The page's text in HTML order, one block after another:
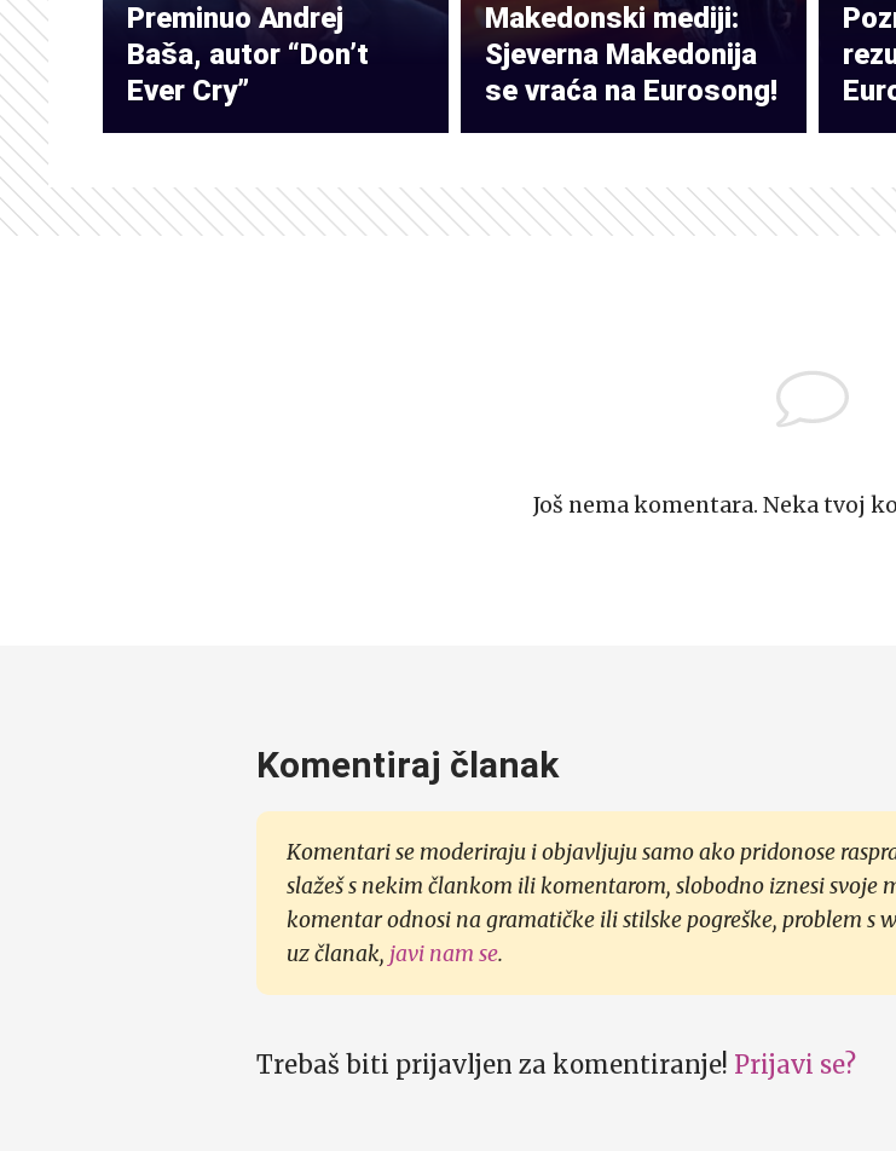
Preminuo Andrej
Baša, autor “Don’t
Ever Cry”
Makedonski mediji:
Sjeverna Makedonija
se vraća na Eurosong!
Još nema komentara. Neka tvoj
Komentiraj članak
Komentari se moderiraju i objavljuju samo ako pridonose
slažeš s nekim člankom ili komentarom, slobodno iznesi svoje
komentar odnosi na gramatičke ili stilske pogreške, problem s
uz članak, javi nam se.
Trebaš biti prijavljen za komentiranje! Prijavi se?